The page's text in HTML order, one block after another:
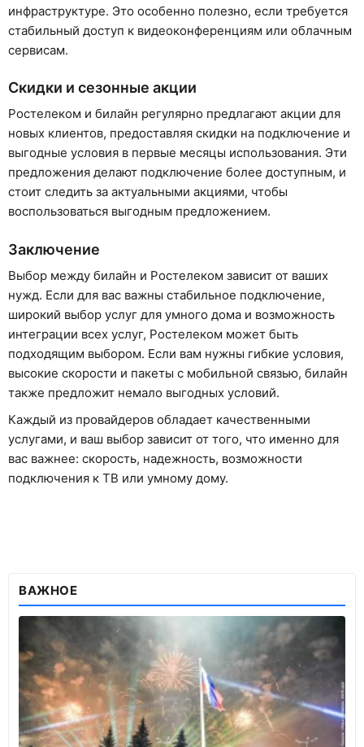
инфраструктуре. Это особенно полезно, если требуется
стабильный доступ к видеоконференциям или облачным
сервисам.
Скидки и сезонные акции
Ростелеком и билайн регулярно предлагают акции для
новых клиентов, предоставляя скидки на подключение и
выгодные условия в первые месяцы использования. Эти
предложения делают подключение более доступным, и
стоит следить за актуальными акциями, чтобы
воспользоваться выгодным предложением.
Заключение
Выбор между билайн и Ростелеком зависит от ваших
нужд. Если для вас важны стабильное подключение,
широкий выбор услуг для умного дома и возможность
интеграции всех услуг, Ростелеком может быть
подходящим выбором. Если вам нужны гибкие условия,
высокие скорости и пакеты с мобильной связью, билайн
также предложит немало выгодных условий.
Каждый из провайдеров обладает качественными
услугами, и ваш выбор зависит от того, что именно для
вас важнее: скорость, надежность, возможности
подключения к ТВ или умному дому.
ВАЖНОЕ